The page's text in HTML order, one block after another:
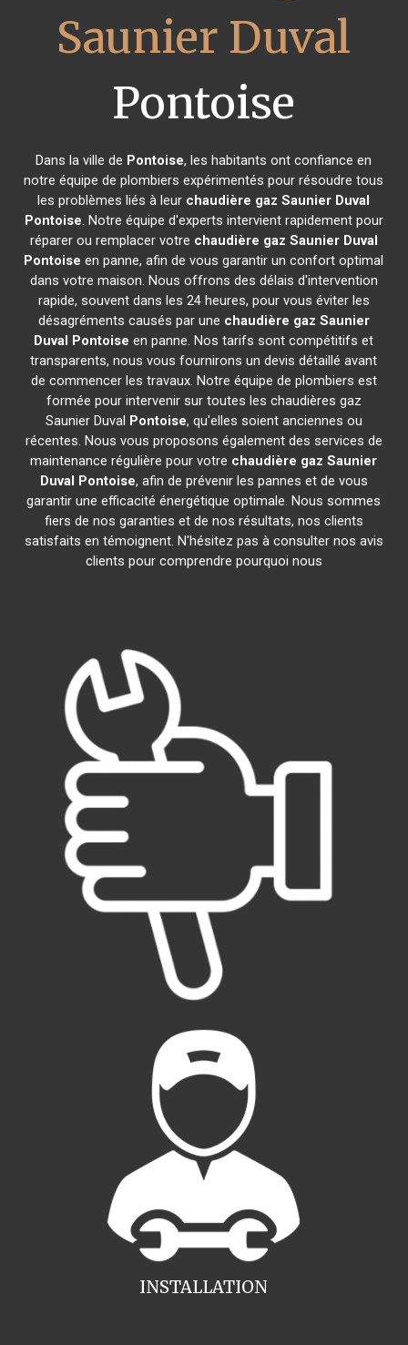
Saunier Duval
Pontoise
Dans la ville de Pontoise, les habitants ont confiance en
notre équipe de plombiers expérimentés pour résoudre tous
les problèmes liés à leur chaudière gaz Saunier Duval
Pontoise. Notre équipe d'experts intervient rapidement pour
réparer ou remplacer votre chaudière gaz Saunier Duval
Pontoise en panne, afin de vous garantir un confort optimal
dans votre maison. Nous offrons des délais d'intervention
rapide, souvent dans les 24 heures, pour vous éviter les
désagréments causés par une chaudière gaz Saunier
Duval Pontoise en panne. Nos tarifs sont compétitifs et
transparents, nous vous fournirons un devis détaillé avant
de commencer les travaux. Notre équipe de plombiers est
formée pour intervenir sur toutes les chaudières gaz
Saunier Duval Pontoise, qu'elles soient anciennes ou
récentes. Nous vous proposons également des services de
maintenance régulière pour votre chaudière gaz Saunier
Duval Pontoise, afin de prévenir les pannes et de vous
garantir une efficacité énergétique optimale. Nous sommes
fiers de nos garanties et de nos résultats, nos clients
satisfaits en témoignent. N'hésitez pas à consulter nos avis
clients pour comprendre pourquoi nous
INSTALLATION